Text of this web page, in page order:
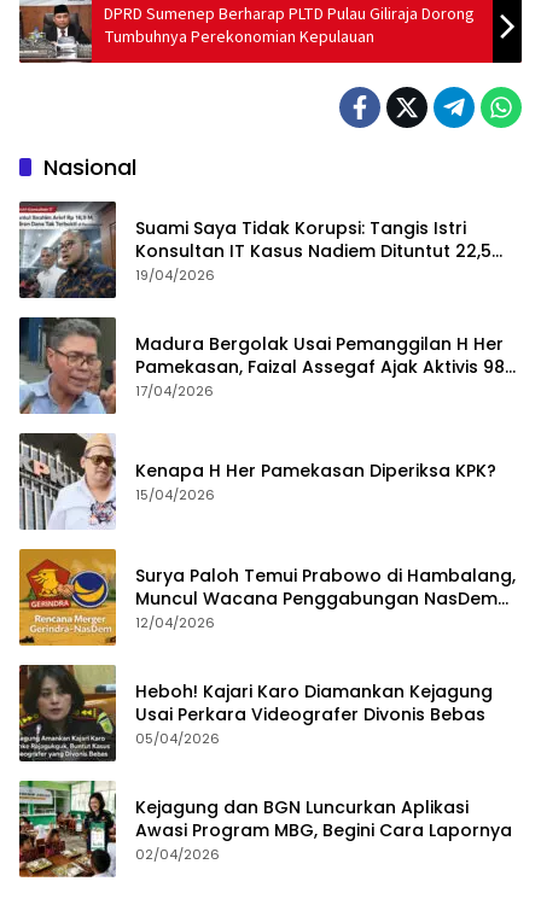
DPRD Sumenep Berharap PLTD Pulau Giliraja Dorong
Tumbuhnya Perekonomian Kepulauan
Nasional
Suami Saya Tidak Korupsi: Tangis Istri
Konsultan IT Kasus Nadiem Dituntut 22,5
Tahun
19/04/2026
Madura Bergolak Usai Pemanggilan H Her
Pamekasan, Faizal Assegaf Ajak Aktivis 98
Bongkar Permainan KPK
17/04/2026
Kenapa H Her Pamekasan Diperiksa KPK?
15/04/2026
Surya Paloh Temui Prabowo di Hambalang,
Muncul Wacana Penggabungan NasDem
dan Gerindra
12/04/2026
Heboh! Kajari Karo Diamankan Kejagung
Usai Perkara Videografer Divonis Bebas
05/04/2026
Kejagung dan BGN Luncurkan Aplikasi
Awasi Program MBG, Begini Cara Lapornya
02/04/2026